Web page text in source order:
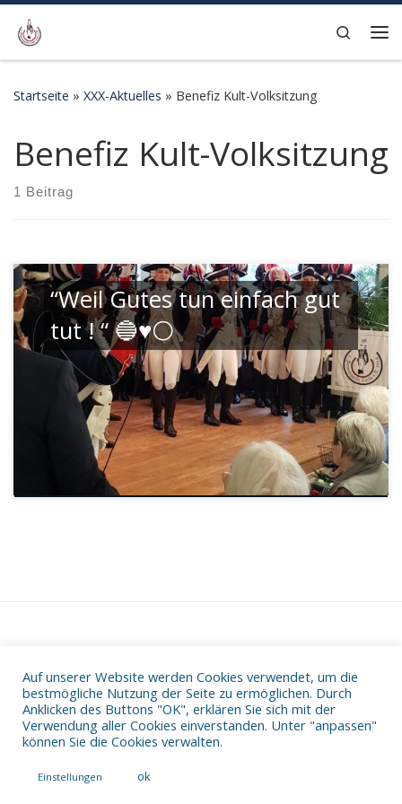
Zum Inhalt springen
Search
Startseite » XXX-Aktuelles » Benefiz Kult-Volksitzung
Benefiz Kult-Volksitzung
1 Beitrag
“Weil Gutes tun einfach gut
tut ! “ 🔵♥️⚪️
Datenschutz
Impressum
Auf unserer Website werden Cookies verwendet, um die
bestmögliche Nutzung der Seite zu ermöglichen. Durch
Anklicken des Buttons "OK", erklären Sie sich mit der
Verwendung aller Cookies einverstanden. Unter "anpassen"
können Sie die Cookies verwalten.
Einstellungen ok